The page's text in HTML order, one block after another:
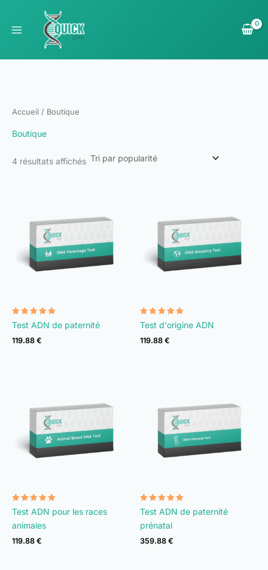
contenu
Accueil / Boutique
Boutique
4 résultats affichés
Note
4.74
sur 5
Test ADN de paternité
119.88 €
Note
4.74
sur 5
Test d'origine ADN
119.88 €
Note
4.90
sur 5
Test ADN pour les races
animales
119.88 €
Note
4.92
sur 5
Test ADN de paternité
prénatal
359.88 €